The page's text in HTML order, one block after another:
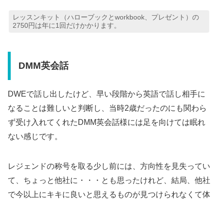
レッスンキット（ハローブックとworkbook、プレゼント）の
2750円は年に1回だけかかります。
DMM英会話
DWEで話し出したけど、早い段階から英語で話し相手に
なることは難しいと判断し、当時2歳だったのにも関わら
ず受け入れてくれたDMM英会話様には足を向けては眠れ
ない感じです。
レジェンドの称号を取る少し前には、方向性を見失ってい
て、ちょっと他社に・・・とも思ったけれど、結局、他社
で今以上にキキに良いと思えるものが見つけられなくて体